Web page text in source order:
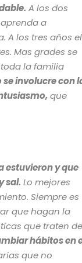
A los dos
a
A los tres años el
Mas grades se
la familia
involucre con
que
estuvieron y que
sal. Lo mejores
Siempre es
que hagan la
que traten
hábitos en
que no